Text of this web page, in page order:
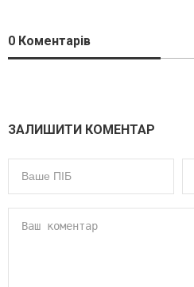
0 Коментарів
ЗАЛИШИТИ КОМЕНТАР